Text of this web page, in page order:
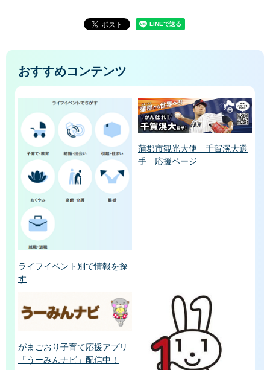
おすすめコンテンツ
ライフイベント別で情報を探
す
蒲郡市観光大使 千賀滉大選
手 応援ページ
がまごおり子育て応援アプリ
「うーみんナビ」配信中！